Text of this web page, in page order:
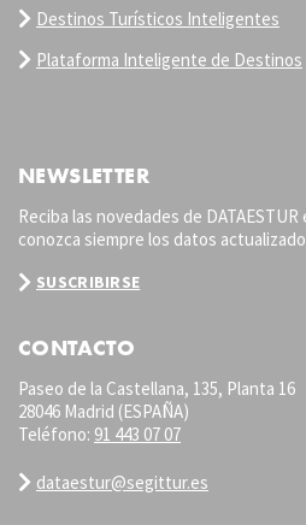
Destinos Turísticos Inteligentes
Plataforma Inteligente de Destinos
NEWSLETTER
Reciba las novedades de
conozca siempre los datos
SUSCRIBIRSE
CONTACTO
Paseo de la Castellana, 135, Planta 16
28046 Madrid (ESPAÑA)
Teléfono: 91 443 07 07
dataestur@segittur.es